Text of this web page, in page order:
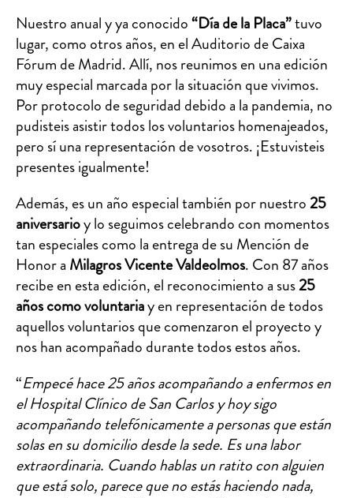
Nuestro anual y ya conocido“Día de la Placa”tuvo
lugar, como otros años, en el Auditorio de Caixa
Fórum de Madrid. Allí, nos reunimos en una edición
muy especial marcada por la situación que vivimos.
Por protocolo de seguridad debido a la pandemia, no
pudisteis asistir todos los voluntarios homenajeados,
pero sí una representación de vosotros. ¡Estuvisteis
presentes igualmente!
Además, es un año especial también por nuestro25
aniversarioy lo seguimos celebrando con momentos
tan especiales como la entrega de su Mención de
Honor a Milagros Vicente Valdeolmos. Con 87 años
recibe en esta edición, el reconocimiento a sus25
años como voluntariay en representación de todos
aquellos voluntarios que comenzaron el proyecto y
nos han acompañado durante todos estos años.
“Empecé hace 25 años acompañando a enfermos en
el Hospital Clínico de San Carlos y hoy sigo
acompañando telefónicamente a personas que están
solas en su domicilio desde la sede. Es una labor
extraordinaria. Cuando hablas un ratito con alguien
que está solo, parece que no estás haciendo nada,